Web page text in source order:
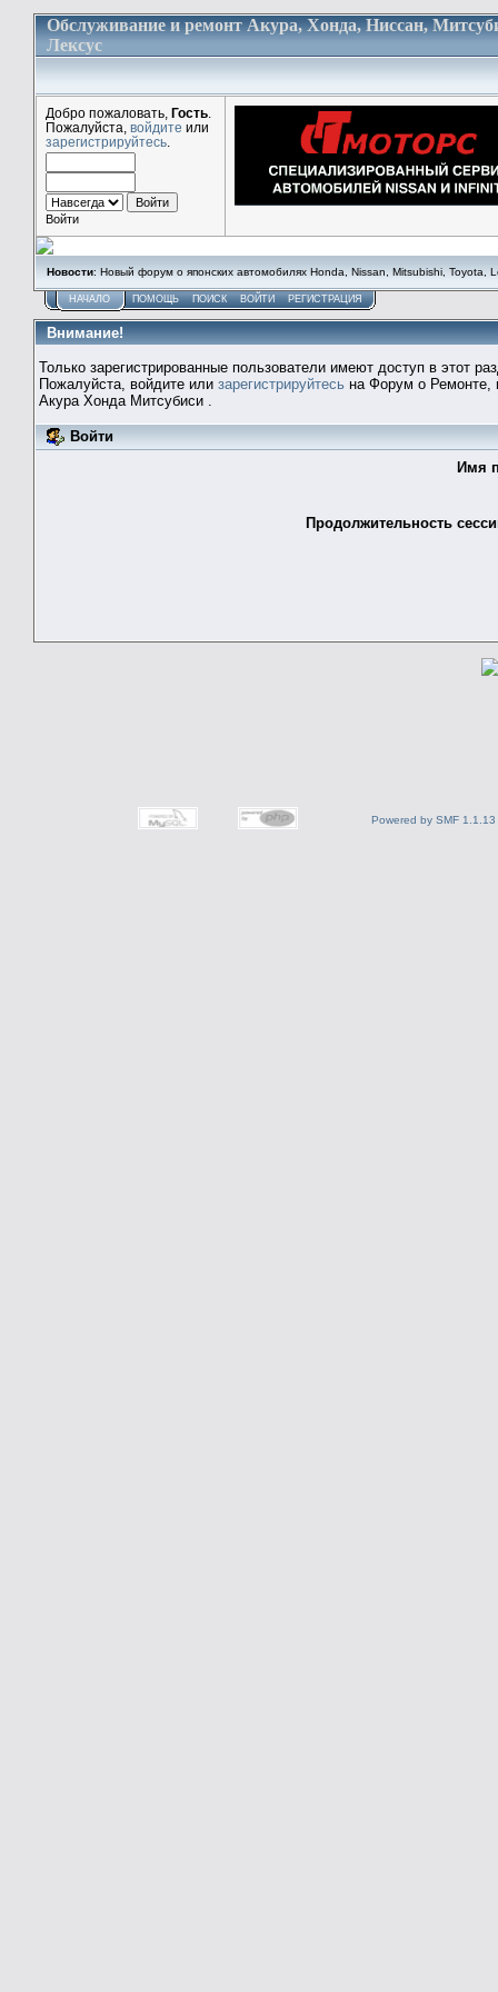
Обслуживание и ремонт Акура, Хонда, Ниссан,
Лексус
Добро пожаловать, Гость
Пожалуйста, войдите или
зарегистрируйтесь
Войти
Новости: Новый форум о японских автомобилях Honda, Nissan, Mitsubishi, Toyota,
НАЧАЛО ПОМОЩЬ ПОИСК ВОЙТИ РЕГИСТРАЦИЯ
Внимание!
Только зарегистрированные пользователи имеют доступ в этот
Пожалуйста, войдите или зарегистрируйтесь на Форум о Ремонте,
Акура Хонда Митсубиси .
Войти
Имя
Продолжительность
Powered by SMF 1.1.13